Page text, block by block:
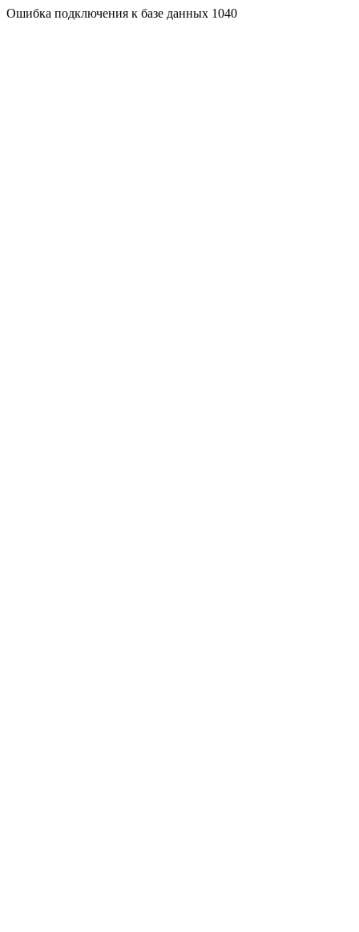
Ошибка подключения к базе данных 1040